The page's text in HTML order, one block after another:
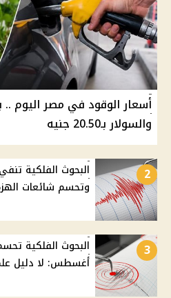
والسولار بـ20.50 جنيه
2
البحوث الفلكية
وتحسم شائعات
3
أغسطس: لا دليل